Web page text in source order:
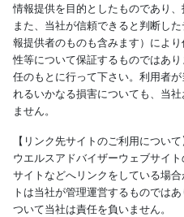
情報提供を目的としたものであり、
また、当社が信頼できると判断し
報提供者のものも含みます）によ
性等について保証するものではあ
任のもとに行って下さい。利用者
れるいかなる損害についても、当
ません。
【リンク先サイトのご利用について
ウエルスアドバイザーウェブサイ
サイトなどへリンクをしている場
トは当社が管理運営するものでは
ついて当社は責任を負いません。